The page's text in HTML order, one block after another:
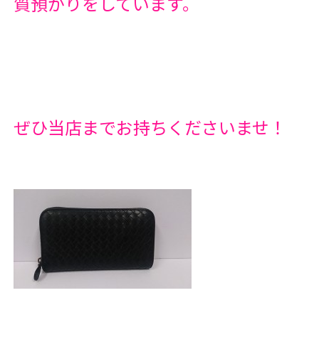
ぜひ当店までお持ちくださいませ！